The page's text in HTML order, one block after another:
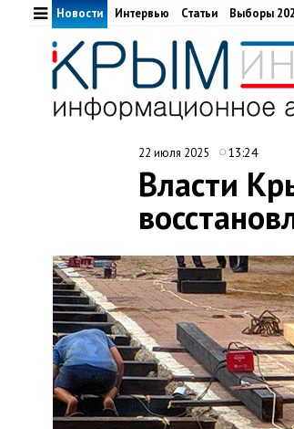
Новости Интервью Статьи Выборы
22 июля 2025 13:24
Власти